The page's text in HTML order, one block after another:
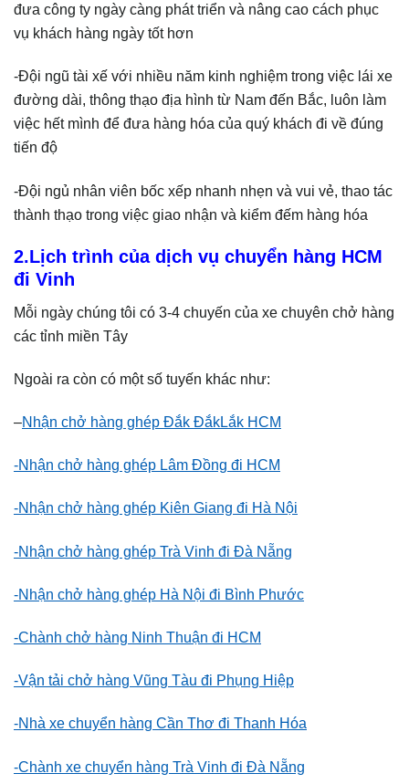
đưa công ty ngày càng phát triển và nâng cao cách phục
vụ khách hàng ngày tốt hơn
-Đội ngũ tài xế với nhiều năm kinh nghiệm trong việc lái xe
đường dài, thông thạo địa hình từ Nam đến Bắc, luôn làm
việc hết mình để đưa hàng hóa của quý khách đi về đúng
tiến độ
-Đội ngủ nhân viên bốc xếp nhanh nhẹn và vui vẻ, thao tác
thành thạo trong việc giao nhận và kiểm đếm hàng hóa
2.Lịch trình của dịch vụ chuyển hàng HCM
đi Vinh
Mỗi ngày chúng tôi có 3-4 chuyến của xe chuyên chở hàng
các tỉnh miền Tây
Ngoài ra còn có một số tuyến khác như:
–Nhận chở hàng ghép Đắk ĐắkLắk HCM
-Nhận chở hàng ghép Lâm Đồng đi HCM
-Nhận chở hàng ghép Kiên Giang đi Hà Nội
-Nhận chở hàng ghép Trà Vinh đi Đà Nẵng
-Nhận chở hàng ghép Hà Nội đi Bình Phước
-Chành chở hàng Ninh Thuận đi HCM
-Vận tải chở hàng Vũng Tàu đi Phụng Hiệp
-Nhà xe chuyển hàng Cần Thơ đi Thanh Hóa
-Chành xe chuyển hàng Trà Vinh đi Đà Nẵng